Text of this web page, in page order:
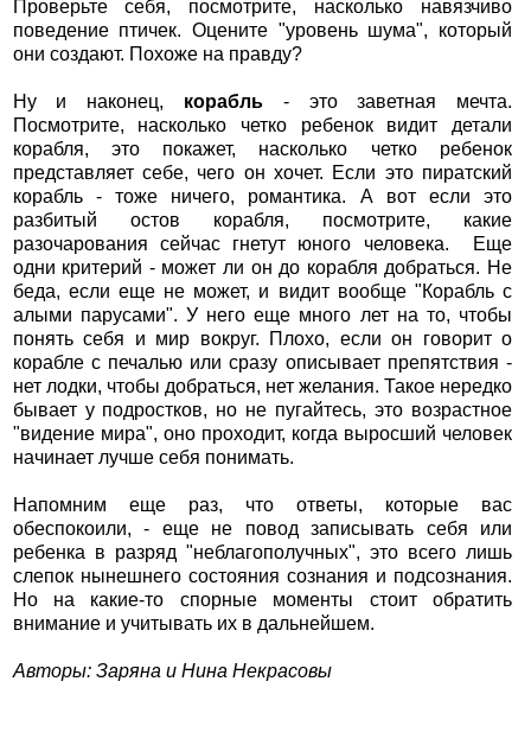
Проверьте себя, посмотрите, насколько навязчиво
поведение птичек. Оцените "уровень шума", который
они создают. Похоже на правду?
Ну и наконец, корабль- это заветная мечта.
Посмотрите, насколько четко ребенок видит детали
корабля, это покажет, насколько четко ребенок
представляет себе, чего он хочет. Если это пиратский
корабль - тоже ничего, романтика. А вот если это
разбитый остов корабля, посмотрите, какие
разочарования сейчас гнетут юного человека. Еще
одни критерий - может ли он до корабля добраться. Не
беда, если еще не может, и видит вообще "Корабль с
алыми парусами". У него еще много лет на то, чтобы
понять себя и мир вокруг. Плохо, если он говорит о
корабле с печалью или сразу описывает препятствия -
нет лодки, чтобы добраться, нет желания. Такое нередко
бывает у подростков, но не пугайтесь, это возрастное
"видение мира", оно проходит, когда выросший человек
начинает лучше себя понимать.
Напомним еще раз, что ответы, которые вас
обеспокоили, - еще не повод записывать себя или
ребенка в разряд "неблагополучных", это всего лишь
слепок нынешнего состояния сознания и подсознания.
Но на какие-то спорные моменты стоит обратить
внимание и учитывать их в дальнейшем.
Авторы: Заряна и Нина Некрасовы